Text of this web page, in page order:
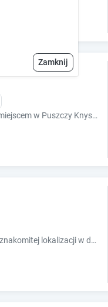
Zamknij
Jesteśmy cichym, magicznym i odosobnionym miejscem w Puszczy Knyszyńskiej
Obiekt Hostel Białystok Centrum znajduje się w znakomitej lokalizacji w dzielnicy Old Town. W okolicy znajdują się ciekawe miejsca takie jak: Ryne